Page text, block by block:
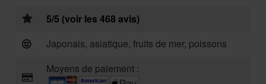
5/5 (voir les 468 avis)
Japonais, asiatique, fruits de mer, poissons
Moyens de paiement :